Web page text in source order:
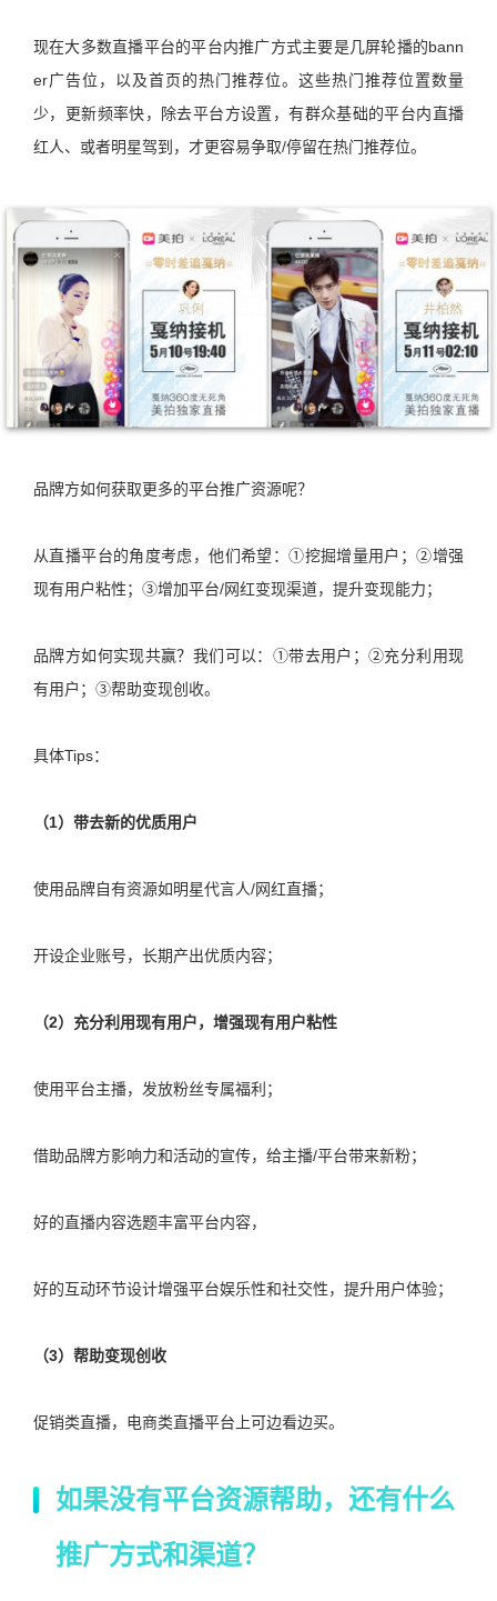
现在大多数直播平台的平台内推广方式主要是几屏轮播的bann
er广告位，以及首页的热门推荐位。这些热门推荐位置数量
少，更新频率快，除去平台方设置，有群众基础的平台内直播
红人、或者明星驾到，才更容易争取/停留在热门推荐位。
品牌方如何获取更多的平台推广资源呢？
从直播平台的角度考虑，他们希望：①挖掘增量用户；②增强
现有用户粘性；③增加平台/网红变现渠道，提升变现能力；
品牌方如何实现共赢？我们可以：①带去用户；②充分利用现
有用户；③帮助变现创收。
具体Tips：
（1）带去新的优质用户
使用品牌自有资源如明星代言人/网红直播；
开设企业账号，长期产出优质内容；
（2）充分利用现有用户，增强现有用户粘性
使用平台主播，发放粉丝专属福利；
借助品牌方影响力和活动的宣传，给主播/平台带来新粉；
好的直播内容选题丰富平台内容，
好的互动环节设计增强平台娱乐性和社交性，提升用户体验；
（3）帮助变现创收
促销类直播，电商类直播平台上可边看边买。
如果没有平台资源帮助，还有什么
推广方式和渠道？